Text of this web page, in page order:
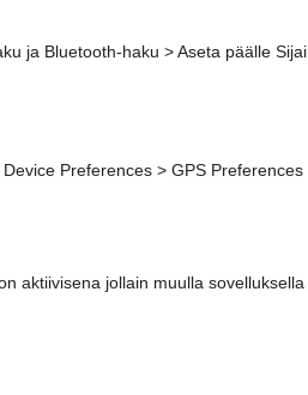
ja Bluetooth-haku > Aseta päälle
Preferences > GPS
aktiivisena jollain muulla sovelluksella